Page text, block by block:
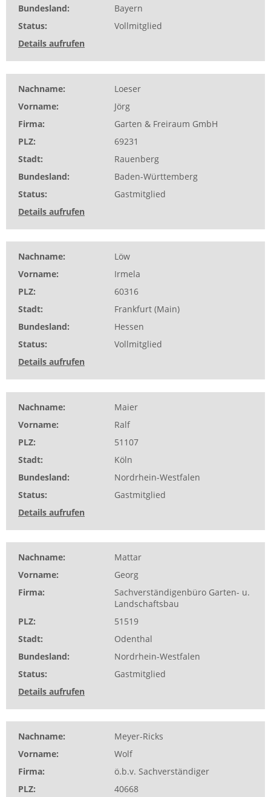
Bundesland
Bayern
Status
Vollmitglied
Details aufrufen
Nachname
Loeser
Vorname
Jörg
Firma
Garten & Freiraum GmbH
PLZ
69231
Stadt
Rauenberg
Bundesland
Baden-Württemberg
Status
Gastmitglied
Details aufrufen
Nachname
Löw
Vorname
Irmela
PLZ
60316
Stadt
Frankfurt (Main)
Bundesland
Hessen
Status
Vollmitglied
Details aufrufen
Nachname
Maier
Vorname
Ralf
PLZ
51107
Stadt
Köln
Bundesland
Nordrhein-Westfalen
Status
Gastmitglied
Details aufrufen
Nachname
Mattar
Vorname
Georg
Firma
Sachverständigenbüro Garten- u.
Landschaftsbau
PLZ
51519
Stadt
Odenthal
Bundesland
Nordrhein-Westfalen
Status
Gastmitglied
Details aufrufen
Nachname
Meyer-Ricks
Vorname
Wolf
Firma
ö.b.v. Sachverständiger
PLZ
40668